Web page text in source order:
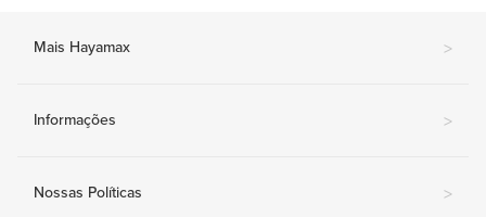
Mais Hayamax >
Informações >
Nossas Políticas >